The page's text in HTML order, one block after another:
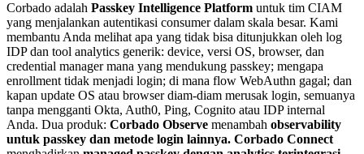
Corbado adalah Passkey Intelligence Platform untuk tim CIAM
yang menjalankan autentikasi consumer dalam skala besar. Kami
membantu Anda melihat apa yang tidak bisa ditunjukkan oleh log
IDP dan tool analytics generik: device, versi OS, browser, dan
credential manager mana yang mendukung passkey; mengapa
enrollment tidak menjadi login; di mana flow WebAuthn gagal; dan
kapan update OS atau browser diam-diam merusak login, semuanya
tanpa mengganti Okta, Auth0, Ping, Cognito atau IDP internal
Anda. Dua produk: Corbado Observe menambah observability
untuk passkey dan metode login lainnya. Corbado Connect